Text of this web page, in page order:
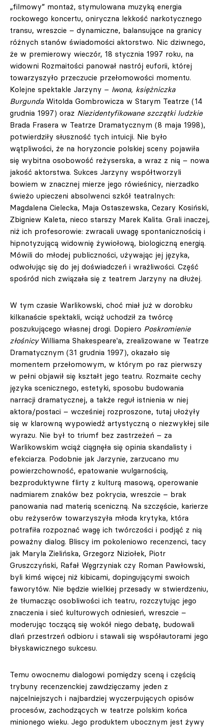
„filmowy” montaż, stymulowana muzyką energia
rockowego koncertu, oniryczna lekkość narkotycznego
transu, wreszcie – dynamiczne, balansujące na granicy
różnych stanów świadomości aktorstwo. Nic dziwnego,
że w premierowy wieczór, 18 stycznia 1997 roku, na
widowni Rozmaitości panował nastrój euforii, której
towarzyszyło przeczucie przełomowości momentu.
Kolejne spektakle Jarzyny – Iwona, księżniczka
BurgundaWitolda Gombrowicza w Starym Teatrze (14
grudnia 1997) oraz Niezidentyfikowane szczątki ludzkie
Brada Frasera w Teatrze Dramatycznym (8 maja 1998),
potwierdziły słuszność tych intuicji. Nie było
wątpliwości, że na horyzoncie polskiej sceny pojawiła
się wybitna osobowość reżyserska, a wraz z nią – nowa
jakość aktorstwa. Sukces Jarzyny współtworzyli
bowiem w znacznej mierze jego rówieśnicy, nierzadko
świeżo upieczeni absolwenci szkół teatralnych:
Magdalena Cielecka, Maja Ostaszewska, Cezary Kosiński,
Zbigniew Kaleta, nieco starszy Marek Kalita. Grali inaczej,
niż ich profesorowie: zwracali uwagę spontanicznością i
hipnotyzującą widownię żywiołową, biologiczną energią.
Mówili do młodej publiczności, używając jej języka,
odwołując się do jej doświadczeń i wrażliwości. Część
spośród nich związała się z teatrem Jarzyny na dłużej.
W tym czasie Warlikowski, choć miał już w dorobku
kilkanaście spektakli, wciąż uchodził za twórcę
poszukującego własnej drogi. Dopiero Poskromienie
złośnicyWilliama Shakespeare'a, zrealizowane w Teatrze
Dramatycznym (31 grudnia 1997), okazało się
momentem przełomowym, w którym po raz pierwszy
w pełni objawił się kształt jego teatru. Rozmaite cechy
języka scenicznego, estetyki, sposobu budowania
narracji dramatycznej, a także reguł istnienia w niej
aktora/postaci – wcześniej rozproszone, tutaj ułożyły
się w klarowną wypowiedź artystyczną o niezwykłej sile
wyrazu. Nie był to triumf bez zastrzeżeń – za
Warlikowskim wciąż ciągnęła się opinia skandalisty i
efekciarza. Podobnie jak Jarzynie, zarzucano mu
powierzchowność, epatowanie wulgarnością,
bezproduktywne flirty z kulturą masową, operowanie
nadmiarem znaków bez pokrycia, wreszcie – brak
panowania nad materią sceniczną. Na szczęście, karierze
obu reżyserów towarzyszyła młoda krytyka, która
potrafiła rozpoznać wagę ich twórczości i podjąć z nią
poważny dialog. Bliscy im pokoleniowo recenzenci, tacy
jak Maryla Zielińska, Grzegorz Niziołek, Piotr
Gruszczyński, Rafał Węgrzyniak czy Roman Pawłowski,
byli kimś więcej niż kibicami, dopingującymi swoich
faworytów. Nie będzie wielkiej przesady w stwierdzeniu,
że tłumacząc osobliwości ich teatru, rozczytując jego
znaczenia i sieć kulturowych odniesień, wreszcie –
moderując toczącą się wokół niego debatę, budowali
dlań przestrzeń odbioru i stawali się współautorami jego
błyskawicznego sukcesu.
Temu owocnemu dialogowi pomiędzy sceną i częścią
trybuny recenzenckiej zawdzięczamy jeden z
najcelniejszych i najbardziej wyczerpujących opisów
procesów, zachodzących w teatrze polskim końca
minionego wieku. Jego produktem ubocznym jest żywy